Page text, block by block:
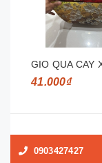
GIO QUA CAY
41.000₫
0903427427